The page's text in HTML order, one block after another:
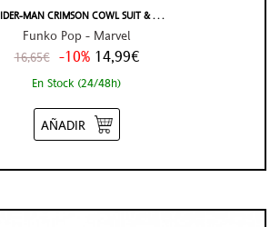
MAN CRIMSON COWL SUIT & . . .
Funko Pop - Marvel
16,65€ -10% 14,99€
En Stock (24/48h)
AÑADIR